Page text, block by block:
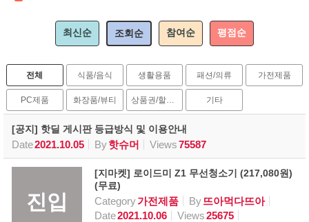
최신순 조회순 참여순 평점순
전체 식품/음식 생활용품 패션/의류 가전제품
PC제품 화장품/뷰티 상품권/할인권 기타
[공지] 핫딜 게시판 등급방식 및 이용안내
Date2021.10.05 By핫슈머 Views75587
진입
[지마켓] 로이드미 Z1 무선청소기 (217,080원)
(무료)
Category가전제품 By뜨아먹다뜨아
Date2021.10.06 Views25675